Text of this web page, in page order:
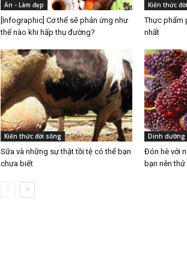
Ăn - Làm đẹp
[Infographic] Cơ thể sẽ phản ứng như
thế nào khi hấp thụ đường?
Kiến thức
Thực phẩm
nhất
Kiến thức đời sống
Sữa và những sự thật tồi tệ có thể bạn
chưa biết
Dinh dưỡng
Đón hè với
bạn nên